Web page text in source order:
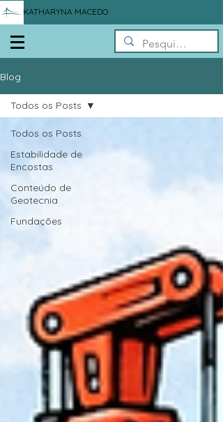
KATHARYNA MACEDO
Blog
Todos os Posts
Estabilidade de
Encostas
Conteúdo de
Geotecnia
Fundações
Todos os Posts